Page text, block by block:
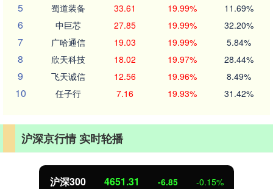
5 蜀道装备 33.61 19.99% 11.69%
6 中巨芯 27.85 19.99% 32.20%
7 广哈通信 19.03 19.99% 5.84%
8 欣天科技 18.02 19.97% 28.44%
9 飞天诚信 12.56 19.96% 8.49%
10 任子行 7.16 19.93% 31.42%
沪深京行情 实时轮播
沪深300 4651.31 -6.85 -0.15%